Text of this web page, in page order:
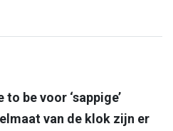
Mail
via link
be voor ‘sappige’
van de klok zijn er